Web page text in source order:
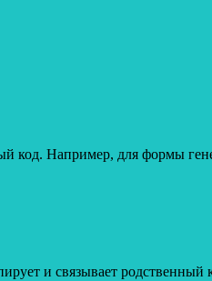
код. Например, для формы
и связывает родственный